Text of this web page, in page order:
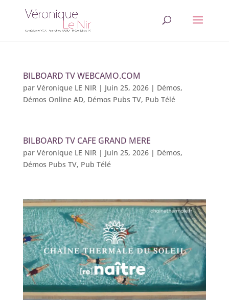
BILBOARD TV WEBCAMO.COM
par Véronique LE NIR| Juin 25, 2026| Démos,
Démos Online AD, Démos Pubs TV, Pub Télé
BILBOARD TV CAFE GRAND MERE
par Véronique LE NIR| Juin 25, 2026| Démos,
Démos Pubs TV, Pub Télé